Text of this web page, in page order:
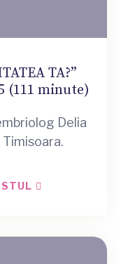
TA?”
(111 minute)
Delia
Timisoara.